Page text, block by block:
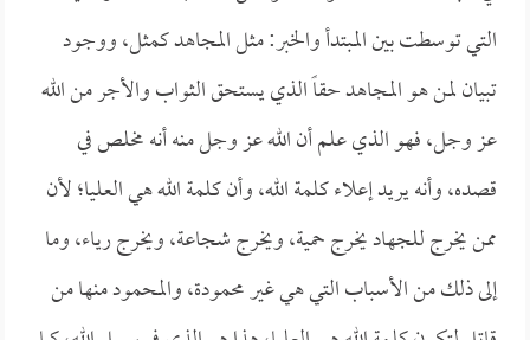
التي توسطت بين المبتدأ والخبر: مثل المجاهد كمثل، ووجود
تبيان لمن هو المجاهد حقاً الذي يستحق الثواب والأجر من الله
عز وجل، فهو الذي علم أن الله عز وجل منه أنه مخلص في
قصده، وأنه يريد إعلاء كلمة الله، وأن كلمة الله هي العليا؛ لأن
ممن يخرج للجهاد يخرج حمية، ويخرج شجاعة، ويخرج رياء، وما
إلى ذلك من الأسباب التي هي غير محمودة، والمحمود منها من